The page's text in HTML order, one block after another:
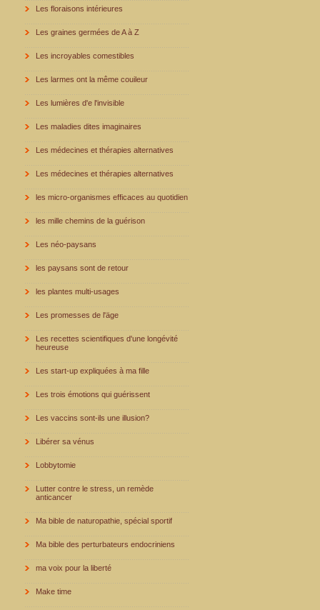
Les floraisons intérieures
Les graines germées de A à Z
Les incroyables comestibles
Les larmes ont la même couileur
Les lumières d'e l'invisible
Les maladies dites imaginaires
Les médecines et thérapies alternatives
Les médecines et thérapies alternatives
les micro-organismes efficaces au quotidien
les mille chemins de la guérison
Les néo-paysans
les paysans sont de retour
les plantes multi-usages
Les promesses de l'äge
Les recettes scientifiques d'une longévité
heureuse
Les start-up expliquées à ma fille
Les trois émotions qui guérissent
Les vaccins sont-ils une illusion?
Libérer sa vénus
Lobbytomie
Lutter contre le stress, un remède
anticancer
Ma bible de naturopathie, spécial sportif
Ma bible des perturbateurs endocriniens
ma voix pour la liberté
Make time